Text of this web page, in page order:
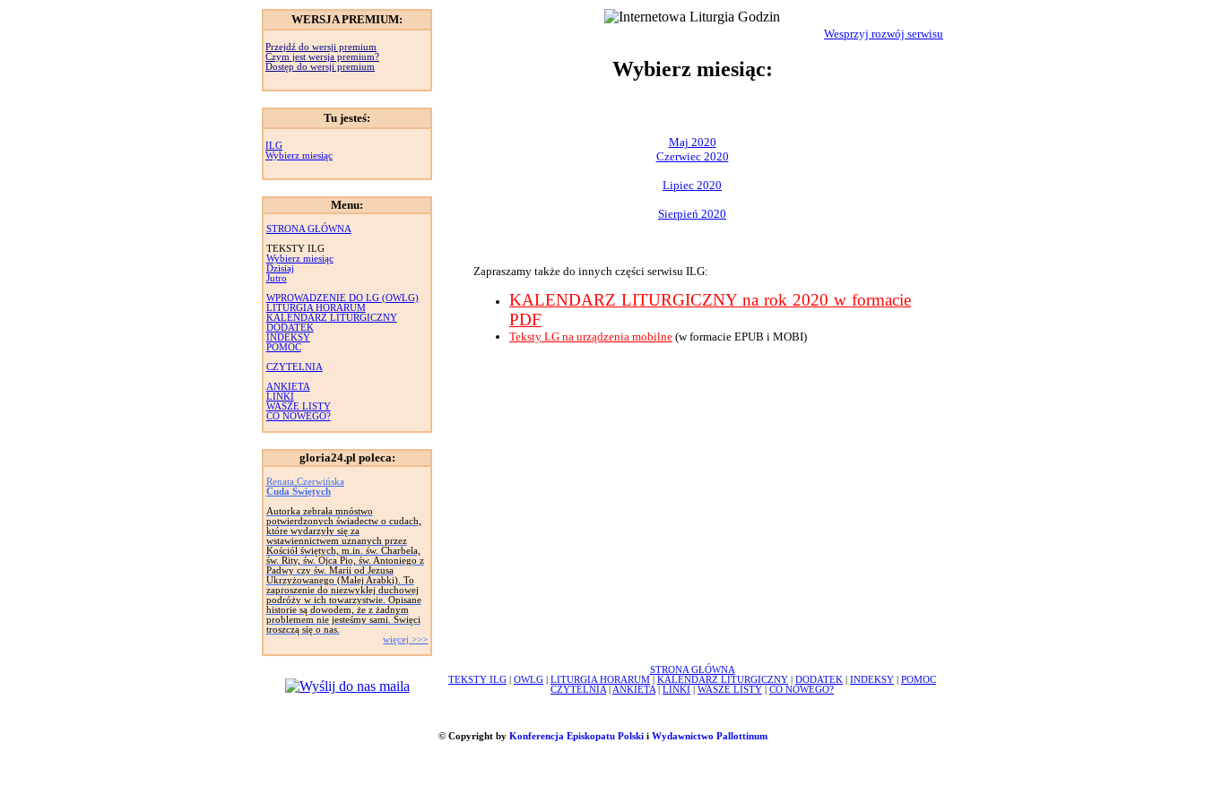
WERSJA PREMIUM:
Przejdź do wersji premium
Czym jest wersja premium?
Dostęp do wersji premium
Tu jesteś:
ILG
Wybierz miesiąc
Menu:
STRONA GŁÓWNA
TEKSTY ILG
Wybierz miesiąc
Dzisiaj
Jutro
WPROWADZENIE DO LG (OWLG)
LITURGIA HORARUM
KALENDARZ LITURGICZNY
DODATEK
INDEKSY
POMOC
CZYTELNIA
ANKIETA
LINKI
WASZE LISTY
CO NOWEGO?
gloria24.pl poleca:
Renata Czerwińska
Cuda Świętych
Autorka zebrała mnóstwo
potwierdzonych świadectw o cudach,
które wydarzyły się za
wstawiennictwem uznanych przez
Kościół świętych, m.in. św. Charbela,
św. Rity, św. Ojca Pio, św. Antoniego z
Padwy czy św. Marii od Jezusa
Ukrzyżowanego (Małej Arabki). To
zaproszenie do niezwykłej duchowej
podróży w ich towarzystwie. Opisane
historie są dowodem, że z żadnym
problemem nie jesteśmy sami. Święci
troszczą się o nas.
więcej >>>
Wesprzyj rozwój serwisu
Wybierz miesiąc:
Maj 2020
Czerwiec 2020
Lipiec 2020
Sierpień 2020
Zapraszamy także do innych części serwisu ILG:
KALENDARZ LITURGICZNY na rok 2020 w formacie
PDF
Teksty LG na urządzenia mobilne (w formacie EPUB i MOBI)
STRONA GŁÓWNA
TEKSTY ILG
OWLG LITURGIA HORARUM KALENDARZ LITURGICZNY DODATEK INDEKSY
POMOC
CZYTELNIA
ANKIETA LINKI WASZE LISTY CO NOWEGO?
© Copyright by Konferencja Episkopatu Polskii Wydawnictwo Pallottinum